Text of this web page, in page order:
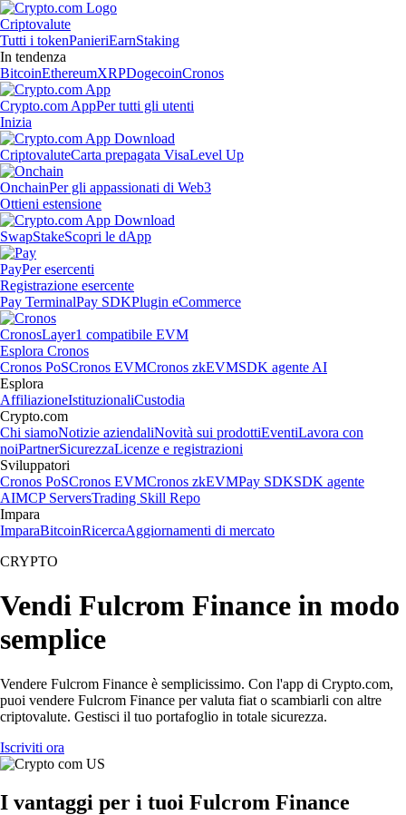
Criptovalute
Tutti i tokenPanieriEarnStaking
In tendenza
BitcoinEthereumXRPDogecoinCronos
Crypto.com AppPer tutti gli utenti
Inizia
CriptovaluteCarta prepagata VisaLevel Up
OnchainPer gli appassionati di Web3
Ottieni estensione
SwapStakeScopri le dApp
PayPer esercenti
Registrazione esercente
Pay TerminalPay SDKPlugin eCommerce
CronosLayer1 compatibile EVM
Esplora Cronos
Cronos PoSCronos EVMCronos zkEVMSDK agente AI
Esplora
AffiliazioneIstituzionaliCustodia
Crypto.com
Chi siamoNotizie aziendaliNovità sui prodottiEventiLavora con
noiPartnerSicurezzaLicenze e registrazioni
Sviluppatori
Cronos PoSCronos EVMCronos zkEVMPay SDKSDK agente
AIMCP ServersTrading Skill Repo
Impara
ImparaBitcoinRicercaAggiornamenti di mercato
CRYPTO
Vendi Fulcrom Finance in modo
semplice
Vendere Fulcrom Finance è semplicissimo. Con l'app di Crypto.com,
puoi vendere Fulcrom Finance per valuta fiat o scambiarli con altre
criptovalute. Gestisci il tuo portafoglio in totale sicurezza.
Iscriviti ora
I vantaggi per i tuoi Fulcrom Finance